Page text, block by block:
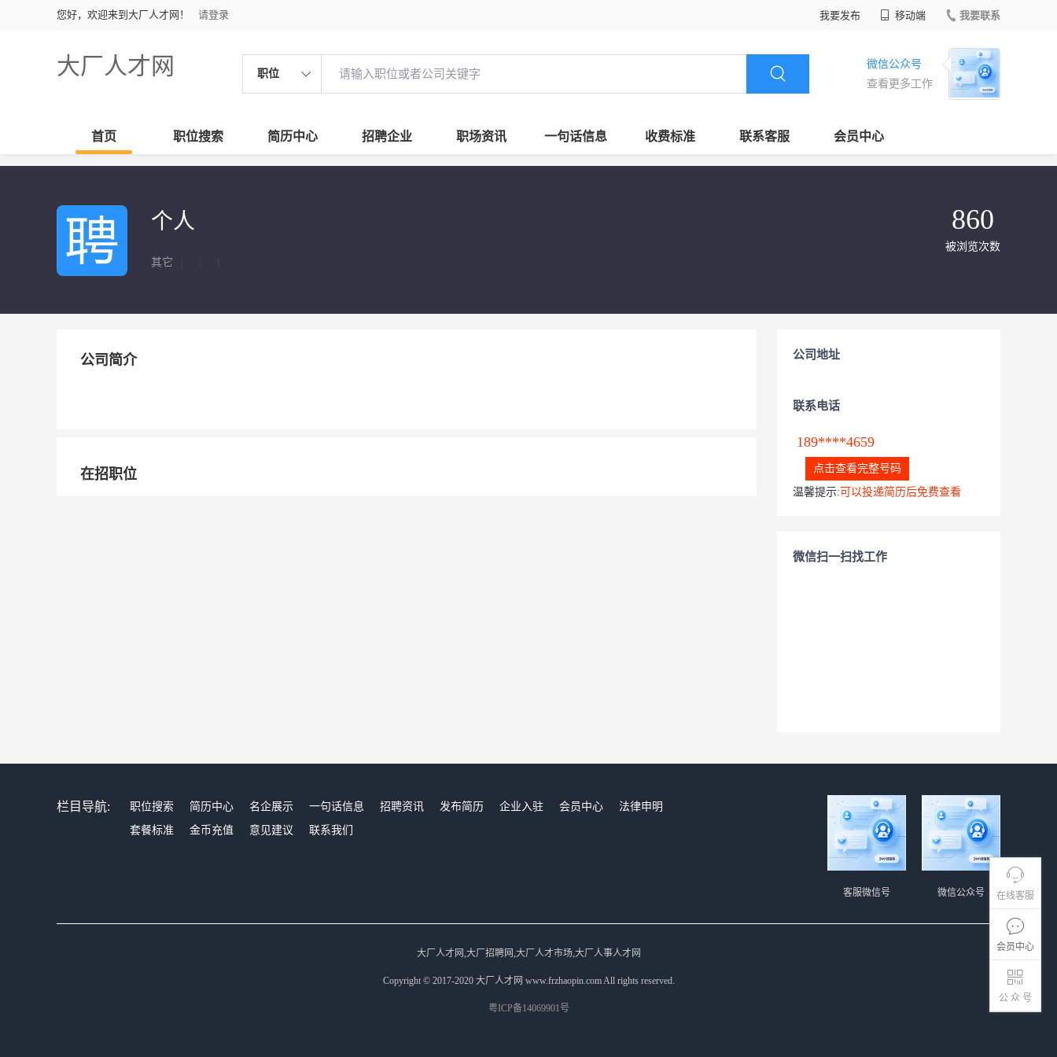
您好，欢迎来到大厂人才网！ 请登录 我要发布 移动端 我要联系
大厂人才网 职位
微信公众号
查看更多工作
首页 职位搜索 简历中心 招聘企业 职场资讯 一句话信息 收费标准 联系客服 会员中心
在线客服
会员中心
公 众 号
个人
其它
860
被浏览次数
公司简介
在招职位
公司地址
联系电话
189****4659
点击查看完整号码
温馨提示: 可以投递简历后免费查看
微信扫一扫找工作
栏目导航: 职位搜索 简历中心 名企展示 一句话信息 招聘资讯 发布简历 企业入驻 会员中心
法律申明
套餐标准
金币充值 意见建议 联系我们
微信公众号
客服微信号
大厂人才网,大厂招聘网,大厂人才市场,大厂人事人才网
Copyright © 2017-2020 大厂人才网 www.frzhaopin.com All rights reserved.
粤ICP备14069901号